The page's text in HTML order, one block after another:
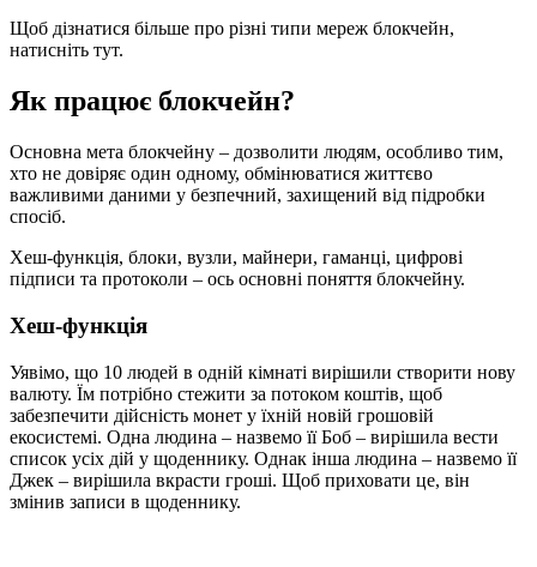
Щоб дізнатися більше про різні типи мереж блокчейн,
натисніть тут.
Як працює блокчейн?
Основна мета блокчейну – дозволити людям, особливо тим,
хто не довіряє один одному, обмінюватися життєво
важливими даними у безпечний, захищений від підробки
спосіб.
Хеш-функція, блоки, вузли, майнери, гаманці, цифрові
підписи та протоколи – ось основні поняття блокчейну.
Хеш-функція
Уявімо, що 10 людей в одній кімнаті вирішили створити нову
валюту. Їм потрібно стежити за потоком коштів, щоб
забезпечити дійсність монет у їхній новій грошовій
екосистемі. Одна людина – назвемо її Боб – вирішила вести
список усіх дій у щоденнику. Однак інша людина – назвемо її
Джек – вирішила вкрасти гроші. Щоб приховати це, він
змінив записи в щоденнику.